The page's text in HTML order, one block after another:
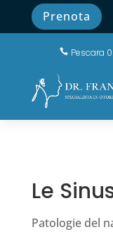
Prenota
 Pescara
Le
Patologie del